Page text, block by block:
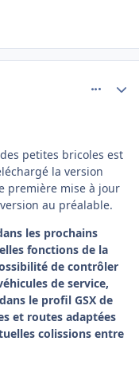
petites bricoles est
la version
première mise à jour
au préalable.
les prochains
fonctions de la
de contrôler
de service,
le profil GSX de
et routes adaptées
colissions entre